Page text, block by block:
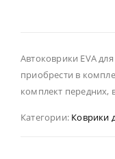
Автоковрики EVA
приобрести в
комплект передних,
Категории: Коврики